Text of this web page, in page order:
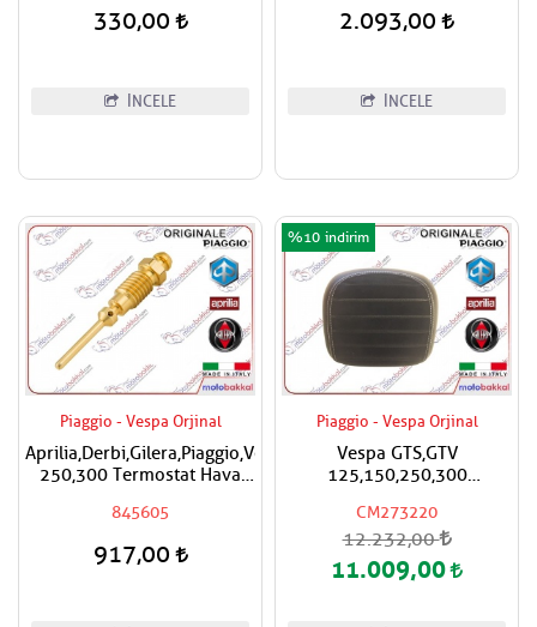
330,00
İNCELE
2.093,00
İNCELE
Piaggio - Vespa Orjinal
Aprilia,Derbi,Gilera,Piaggio,Vespa
250,300 Termostat Hava
845605
917,00
Piaggio - Vespa Orjinal
Vespa GTS,GTV
125,150,250,300
İçin Sırt Dayama Pad
CM273220
CM273220
%10
12.232,00
11.009,00